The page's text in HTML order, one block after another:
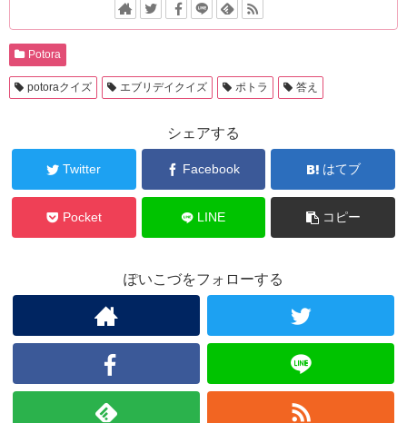
Potora
potoraクイズ エブリデイクイズ ポトラ 答え
シェアする
Twitter Facebook はてブ
Pocket LINE コピー
ぽいこづをフォローする